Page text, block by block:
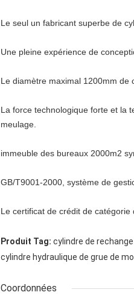
Le seul un fabricant superbe de
Une pleine expérience de
Le diamètre maximal 1200mm de
La force technologique forte et la
meulage.
immeuble des bureaux 2000m2
GB/T9001-2000, système de
Le certificat de crédit de
Produit Tag: cylindre de
cylindre hydraulique de grue de
Coordonnées